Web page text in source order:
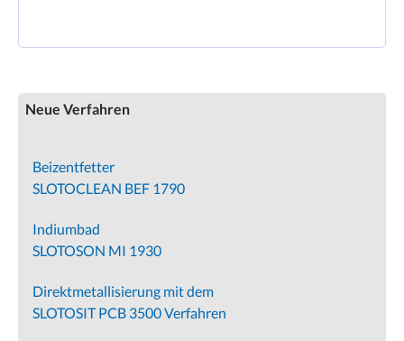
Neue Verfahren
Beizentfetter
SLOTOCLEAN BEF 1790
Indiumbad
SLOTOSON MI 1930
Direktmetallisierung mit dem
SLOTOSIT PCB 3500 Verfahren